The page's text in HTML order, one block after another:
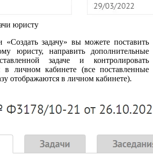
юристу
задачу» вы можете поставить
юристу, направить дополнительные
задаче и контролировать
в личном кабинете (все поставленные
отображаются в личном кабинете).